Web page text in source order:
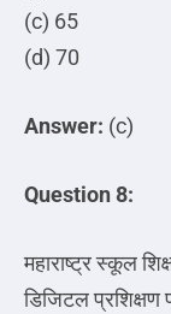
(c) 65
(d) 70
Answer: (c)
Question 8:
महाराष्ट्रस्कूल
डिजिटलप्रशिक्षण